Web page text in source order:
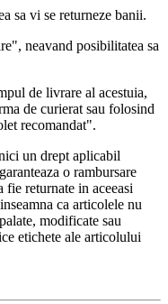
sa vi se returneze banii.
neavand posibilitatea sa
de livrare al acestuia,
de curierat sau folosind
recomandat".
un drept aplicabil
o rambursare
fie returnate in aceeasi
ca articolele nu
modificate sau
etichete ale articolului